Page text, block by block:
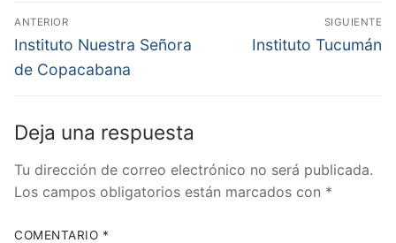
Navegación
de
entradas
ANTERIOR
Entrada
anterior:
Instituto Nuestra Señora
de Copacabana
SIGUIENTE
Entrada
Instituto Tucumán
Deja una respuesta
Tu dirección de correo electrónico no será publicada.
Los campos obligatorios están marcados con *
COMENTARIO *